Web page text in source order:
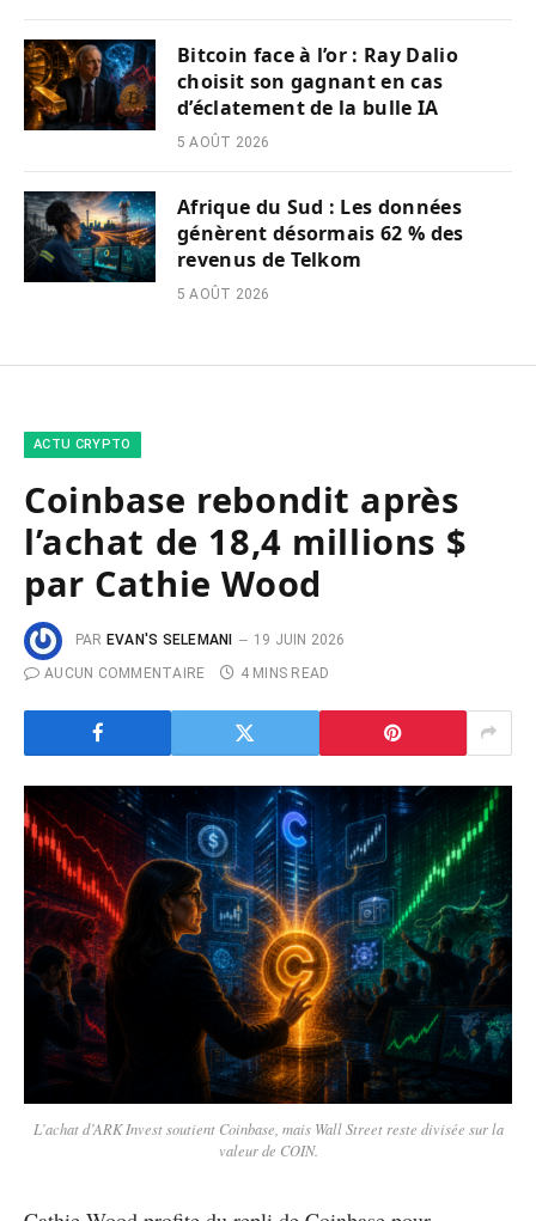
Bitcoin face à l’or : Ray Dalio
choisit son gagnant en cas
d’éclatement de la bulle IA
5 AOÛT 2026
Afrique du Sud : Les données
génèrent désormais 62 % des
revenus de Telkom
5 AOÛT 2026
ACTU CRYPTO
Coinbase rebondit après
l’achat de 18,4 millions $
par Cathie Wood
PAR EVAN'S SELEMANI
19 JUIN 2026
AUCUN COMMENTAIRE
4 MINS READ
L’achat d’ARK Invest soutient Coinbase, mais Wall Street reste divisée sur la
valeur de COIN.